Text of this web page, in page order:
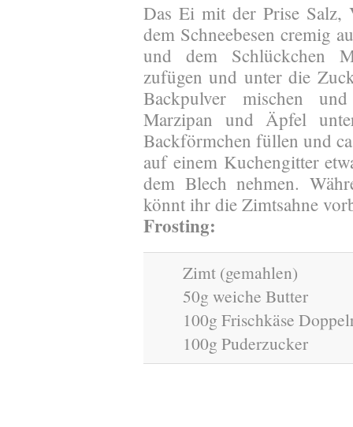
Das Ei mit der Prise
dem Schneebesen cremig
und dem Schlückchen
zufügen und unter die
Backpulver mischen
Marzipan und Äpfel
Backförmchen füllen und
auf einem Kuchengitter
dem Blech nehmen.
könnt ihr die Zimtsahne
Frosting:
Zimt (gemahlen)
50g weiche Butter
100g Frischkäse
100g Puderzucker